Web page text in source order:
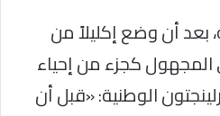
بعد أن وضع إكليلاً من
المجهول كجزء من إحياء
الوطنية: «قبل أن